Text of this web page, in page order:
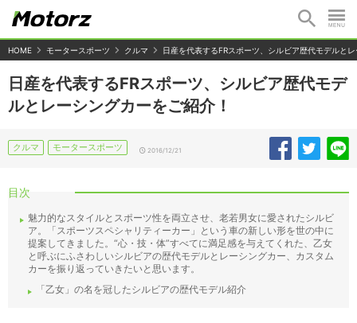
HOME モータースポーツ クルマ 日産を代表するFRスポーツ、シルビア歴代モデルと
日産を代表するFRスポーツ、シルビア歴代モデ
ルとレーシングカーをご紹介！
クルマ モータースポーツ 2016/12/21
目次
魅力的なスタイルとスポーツ性を両立させ、老若男女に愛されたシルビ
ア。「スポーツスペシャリティーカー」という車の新しい形を世の中に
提案してきました。“心・技・体”すべてに満足感を与えてくれた、乙女
と呼ぶにふさわしいシルビアの歴代モデルとレーシングカー、カスタム
カーを振り返っていきたいと思います。
「乙女」の名を冠したシルビアの歴代モデル紹介